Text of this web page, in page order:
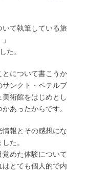
て執筆している旅
た。
について書こうか
サンクト・ペテルブ
術館をはじめとし
あったからです。
情報とその感想にな
た。
めた体験について
とても個人的で内